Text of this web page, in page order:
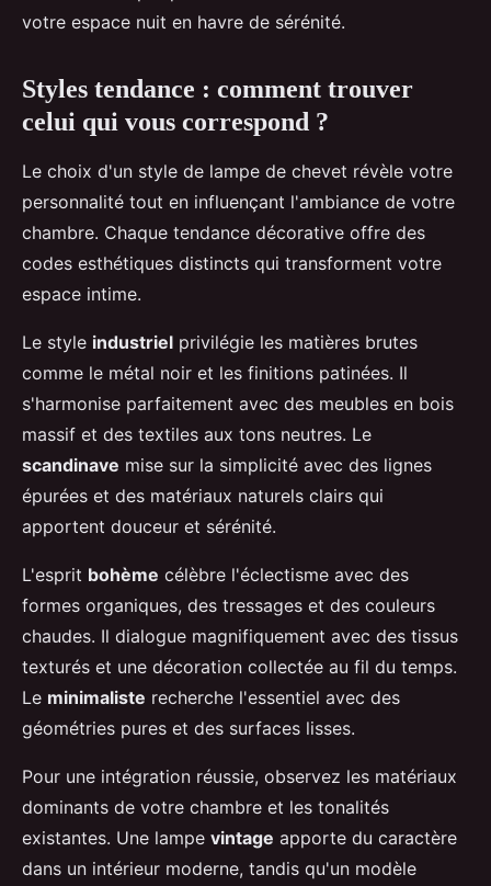
votre espace nuit en havre de sérénité.
Styles tendance : comment trouver
celui qui vous correspond ?
Le choix d'un style de lampe de chevet révèle votre
personnalité tout en influençant l'ambiance de votre
chambre. Chaque tendance décorative offre des
codes esthétiques distincts qui transforment votre
espace intime.
Le style industriel privilégie les matières brutes
comme le métal noir et les finitions patinées. Il
s'harmonise parfaitement avec des meubles en bois
massif et des textiles aux tons neutres. Le
scandinave mise sur la simplicité avec des lignes
épurées et des matériaux naturels clairs qui
apportent douceur et sérénité.
L'esprit bohème célèbre l'éclectisme avec des
formes organiques, des tressages et des couleurs
chaudes. Il dialogue magnifiquement avec des tissus
texturés et une décoration collectée au fil du temps.
Le minimaliste recherche l'essentiel avec des
géométries pures et des surfaces lisses.
Pour une intégration réussie, observez les matériaux
dominants de votre chambre et les tonalités
existantes. Une lampe vintage apporte du caractère
dans un intérieur moderne, tandis qu'un modèle